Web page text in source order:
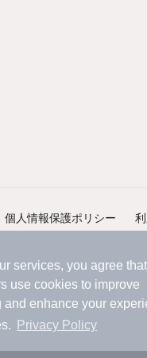
services, you agree
use cookies to improve
and enhance your
Privacy Policy
に切り替えて、サクサクお部
録なしですぐ使える。マップ検索
個人情報保護ポリシー
©NIFTY Lifestyle Co.,